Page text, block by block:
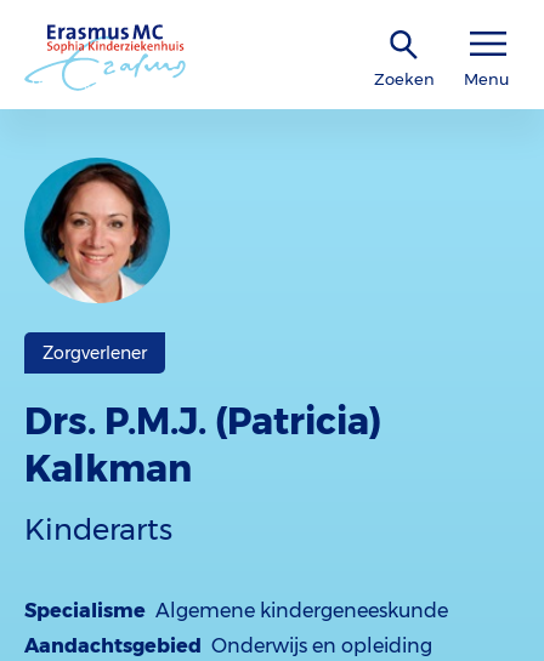
Zoeken Menu
Zorgverlener
Drs. P.M.J. (Patricia)
Kalkman
Kinderarts
Specialisme Algemene kindergeneeskunde
Aandachtsgebied Onderwijs en opleiding